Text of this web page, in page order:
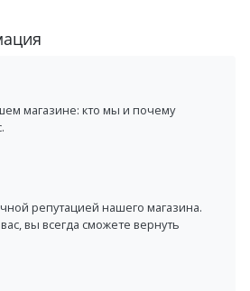
магазине: кто мы и почему
репутацией нашего магазина.
вы всегда сможете вернуть